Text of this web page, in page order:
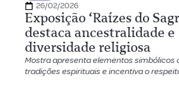
26/02/2026
Exposição ‘Raízes do
destaca ancestralidade e
diversidade religiosa
Mostra apresenta elementos simbólicos
tradições espirituais e incentiva o